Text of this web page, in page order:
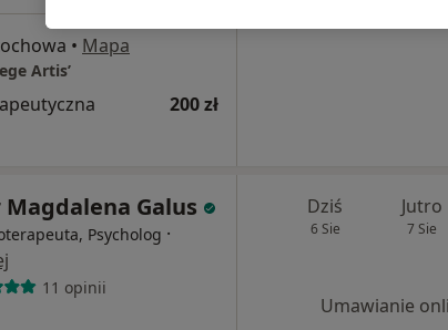
• Mapa
Artis’
200 zł
Galus
Psycholog ·
11 opinii
Dziś
6 Sie
Jutro
7 Sie
Umawianie